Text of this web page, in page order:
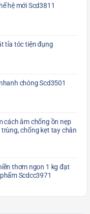
hệ mới Scd3811
tỉa tóc tiện đụng
chóng Scd3501
cách âm chống ồn nẹp
chống kẹt tay chân
thơm ngon 1 kg đạt
Scdcc3971